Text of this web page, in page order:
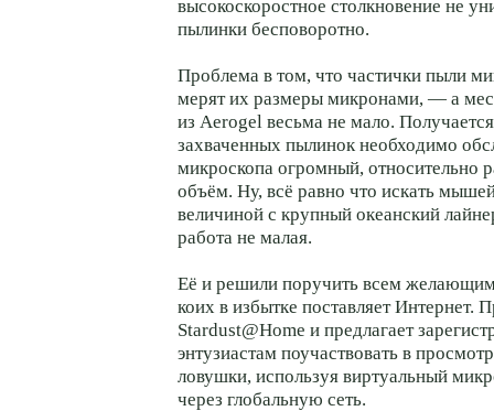
высокоскоростное столкновение не
пылинки бесповоротно.
Проблема в том, что частички пыли
мерят их размеры микронами, — а
из Aerogel весьма не мало.
захваченных пылинок необходимо
микроскопа огромный, относительно
объём. Ну, всё равно что искать
величиной с крупный океанский
работа не малая.
Её и решили поручить всем
коих в избытке поставляет Интернет.
Stardust@Home и предлагает
энтузиастам поучаствовать в
ловушки, используя виртуальный
через глобальную сеть.